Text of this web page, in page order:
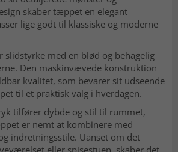
skaber tæppet en elegant
lige godt til klassiske og moderne
med en blød og behagelig
Den maskinvævede konstruktion
kvalitet, som bevarer sit udseende
til et praktisk valg i hverdagen.
tilfører dybde og stil til rummet,
er nemt at kombinere med
indretningsstile. Uanset om det